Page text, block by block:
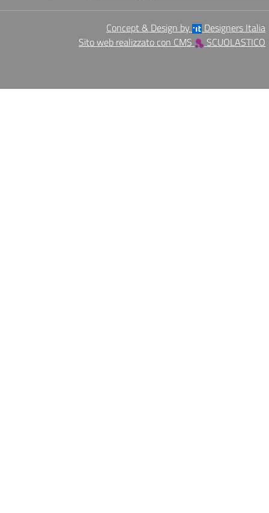
Concept & Design by
Designers Italia
Sito web realizzato con CMS
SCUOLASTICO